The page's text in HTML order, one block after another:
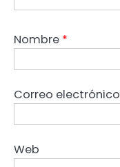
Nombre *
Correo electrónico
Web